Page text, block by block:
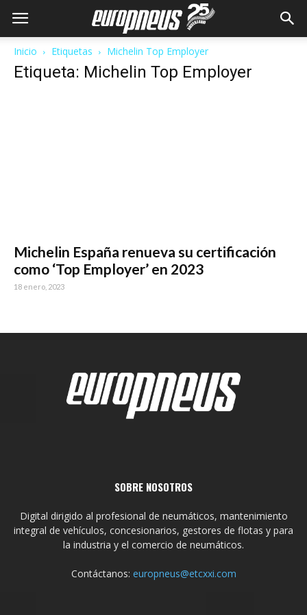
Inicio Etiquetas Michelin Top Employer
Etiqueta: Michelin Top Employer
Michelin España renueva su certificación
como ‘Top Employer’ en 2023
18 enero, 2023
SOBRE NOSOTROS
Digital dirigido al profesional de neumáticos, mantenimiento
integral de vehículos, concesionarios, gestores de flotas y para
la industria y el comercio de neumáticos.
Contáctanos: europneus@etcxxi.com